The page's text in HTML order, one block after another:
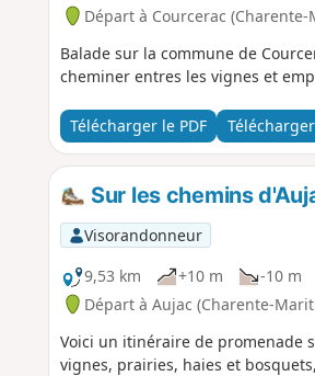
Départ à Courcerac
Balade sur la commune de
cheminer entres les vignes et
Télécharger le PDF
Sur les chemins
Visorandonneur
9,53 km
+10 m -10 m
Départ à Aujac (Charente-
Voici un itinéraire de promenade
vignes, prairies, haies et